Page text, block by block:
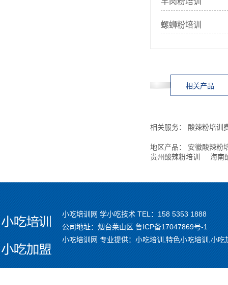
螺蛳粉培训
相关产品
相关服务： 酸辣粉培训
地区产品： 安徽酸辣粉
贵州酸辣粉培训
海南
小吃培训网 学小吃技术 TEL：158 5353 1888
公司地址：烟台莱山区 鲁ICP备17047869号-1
小吃培训网 专业提供：小吃培训,特色小吃培训,小